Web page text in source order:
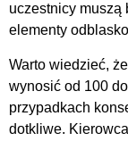
uczestnicy
elementy
Warto wiedzieć,
wynosić od 100
przypadkach
dotkliwe.